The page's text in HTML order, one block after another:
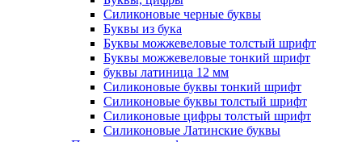
Силиконовые черные буквы
Буквы из бука
Буквы можжевеловые толстый шрифт
Буквы можжевеловые тонкий шрифт
буквы латиница 12 мм
Силиконовые буквы тонкий шрифт
Силиконовые буквы толстый шрифт
Силиконовые цифры толстый шрифт
Силиконовые Латинские буквы